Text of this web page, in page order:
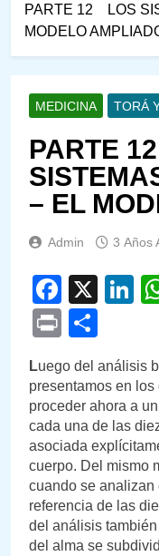
PARTE 12 LOS
MODELO
MEDICINA TORÁ
PARTE
– EL
Admin 3 Años
X
Print
Luego del análisis
presentamos en
proceder ahora a
cada una de las
asociada
cuerpo. Del mismo
cuando se analizan
referencia de las
del análisis
del alma se